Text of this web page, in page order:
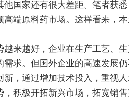
国家还有很大差距。笔者获
端原料药市场。这样看来，
来越好，企业在生产工艺、
求。但国外企业的高速发展
，通过增加技术投入，重视
积极开拓新兴市场，拓宽销